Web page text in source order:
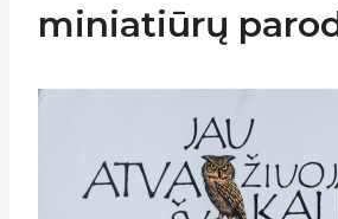
miniatiūrų